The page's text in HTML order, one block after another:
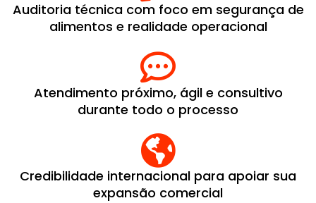
Auditoria técnica com foco em segurança de
alimentos e realidade operacional
Atendimento próximo, ágil e consultivo
durante todo o processo
Credibilidade internacional para apoiar sua
expansão comercial